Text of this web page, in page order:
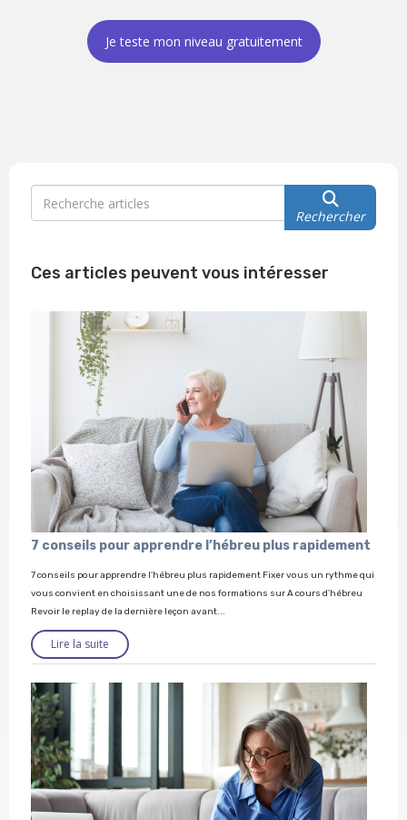
Je teste mon niveau gratuitement
Rechercher
Ces articles peuvent vous intéresser
7 conseils pour apprendre l’hébreu plus rapidement
7 conseils pour apprendre l’hébreu plus rapidement Fixer vous un rythme qui
vous convient en choisissant une de nos formations sur A cours d’hébreu
Revoir le replay de la dernière leçon avant...
Lire la suite